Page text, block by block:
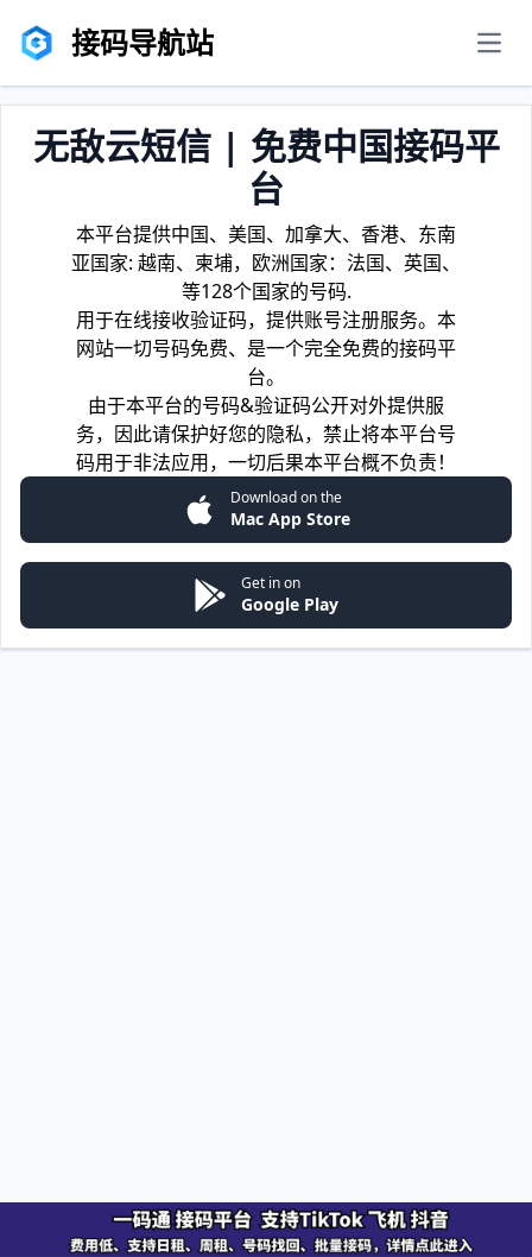
接码导航站
无敌云短信 | 免费中国接码平
台
本平台提供中国、美国、加拿大、香港、东南
亚国家: 越南、柬埔，欧洲国家：法国、英国、
等128个国家的号码.
用于在线接收验证码，提供账号注册服务。本
网站一切号码免费、是一个完全免费的接码平
台。
由于本平台的号码&验证码公开对外提供服
务，因此请保护好您的隐私，禁止将本平台号
码用于非法应用，一切后果本平台概不负责！
Download on the
Mac App Store
Get in on
Google Play